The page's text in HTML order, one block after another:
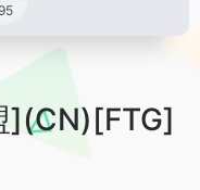
](CN)[FTG]